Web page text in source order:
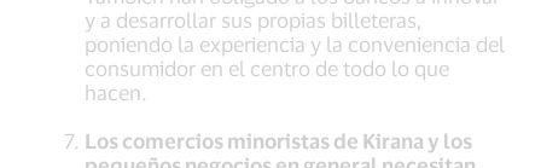
y a desarrollar sus propias billeteras,
poniendo la experiencia y la conveniencia del
consumidor en el centro de todo lo que
hacen.
Los comercios minoristas de Kirana y los